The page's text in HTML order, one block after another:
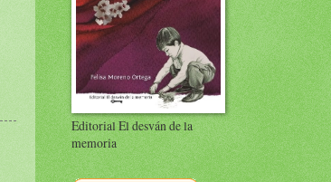
Editorial El desván de la
memoria